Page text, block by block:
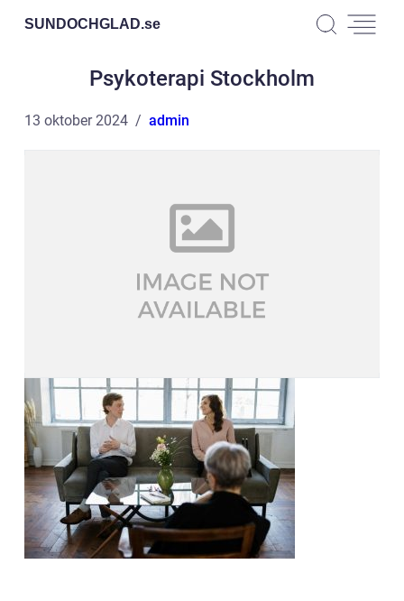
SUNDOCHGLAD.se
Psykoterapi Stockholm
13 oktober 2024 admin